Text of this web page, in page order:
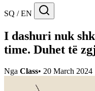
SQ / EN
I dashuri nuk
time. Duhet të
Nga Class• 20 March 2024